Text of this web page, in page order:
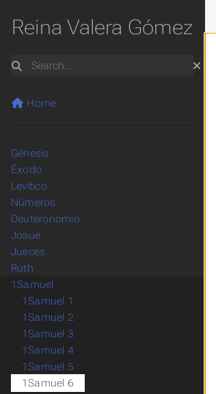
Reina Valera Gómez
Search
Home
Génesis
Éxodo
Levítico
Números
Deuteronomio
Josué
Jueces
Ruth
1Samuel
1Samuel 1
1Samuel 2
1Samuel 3
1Samuel 4
1Samuel 5
1Samuel 6